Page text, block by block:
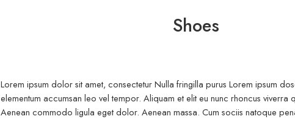
Shoes
Lorem ipsum dolor sit amet, consectetur Nulla fringilla purus Lorem ipsum
elementum accumsan leo vel tempor. Aliquam et elit eu nunc rhoncus viverra
Aenean commodo ligula eget dolor. Aenean massa. Cum sociis natoque